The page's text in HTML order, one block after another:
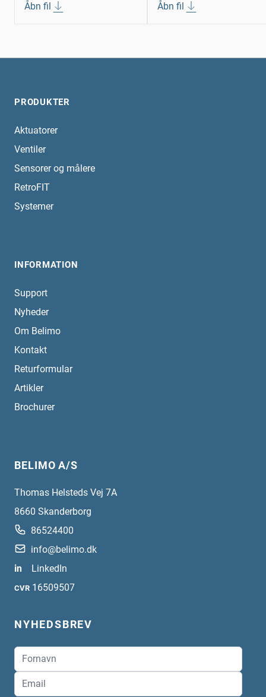
Åbn fil Åbn fil
PRODUKTER
Aktuatorer
Ventiler
Sensorer og målere
RetroFIT
Systemer
INFORMATION
Support
Nyheder
Om Belimo
Kontakt
Returformular
Artikler
Brochurer
BELIMO A/S
Thomas Helsteds Vej 7A
8660 Skanderborg
86524400
info@belimo.dk
in
LinkedIn
CVR 16509507
NYHEDSBREV